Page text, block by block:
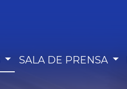
SALA DE PRENSA